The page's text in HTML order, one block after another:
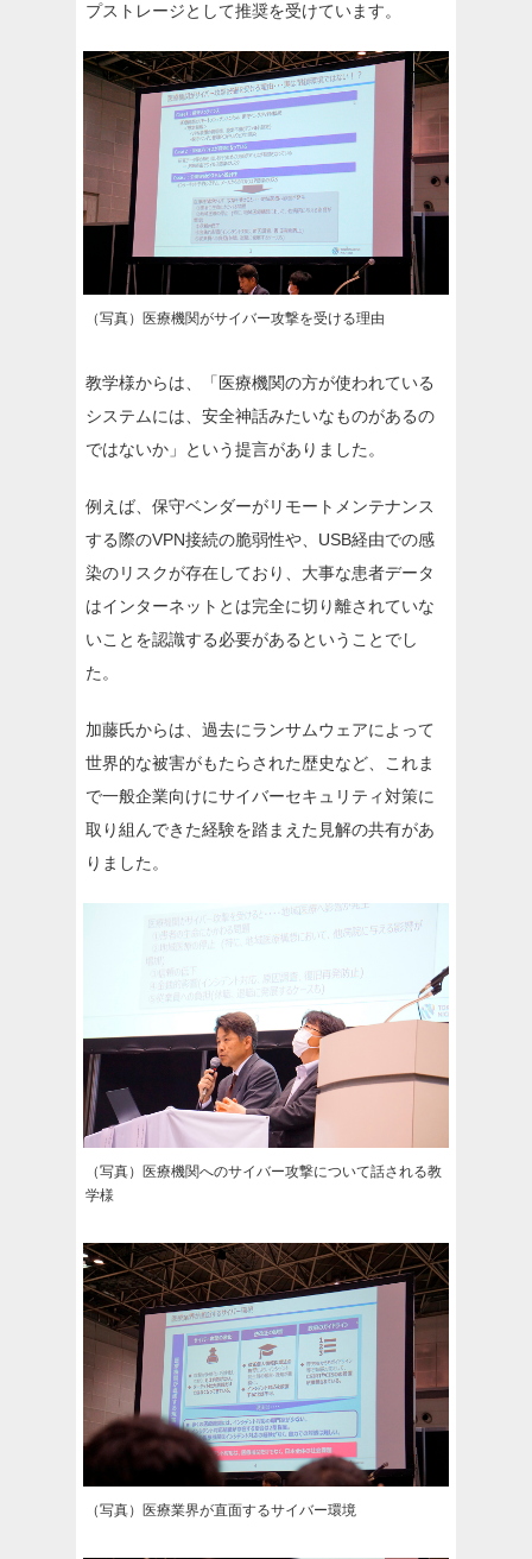
プストレージとして推奨を受けています。
（写真）医療機関がサイバー攻撃を受ける理由
教学様からは、「医療機関の方が使われている
システムには、安全神話みたいなものがあるの
ではないか」という提言がありました。
例えば、保守ベンダーがリモートメンテナンス
する際のVPN接続の脆弱性や、USB経由での感
染のリスクが存在しており、大事な患者データ
はインターネットとは完全に切り離されていな
いことを認識する必要があるということでし
た。
加藤氏からは、過去にランサムウェアによって
世界的な被害がもたらされた歴史など、これま
で一般企業向けにサイバーセキュリティ対策に
取り組んできた経験を踏まえた見解の共有があ
りました。
（写真）医療機関へのサイバー攻撃について話される教
学様
（写真）医療業界が直面するサイバー環境